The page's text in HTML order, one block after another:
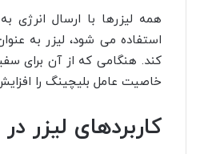
همه لیزرها با ارسال انرژی
استفاده می شود، لیزر به
کند. هنگامی که از آن برای
خاصیت عامل بلیچینگ را
کاربردهای لیزر